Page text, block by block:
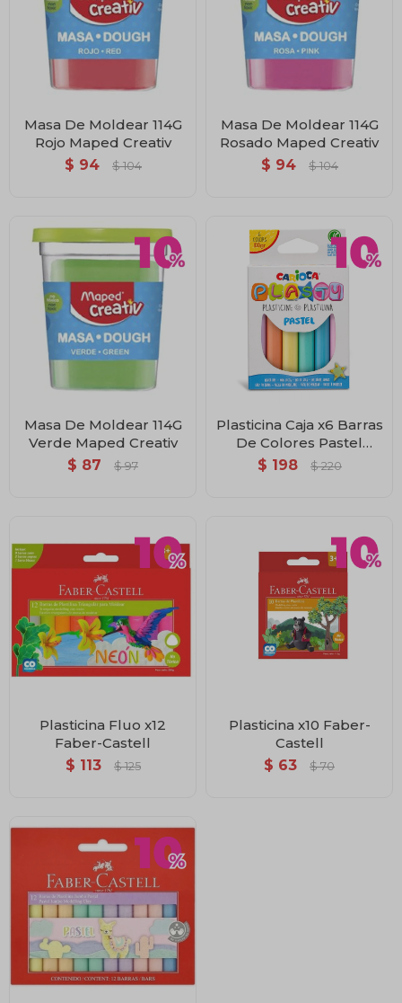
Masa De Moldear 114G
Rojo Maped Creativ
$ 94 $ 104
Masa De Moldear 114G
Rosado Maped Creativ
$ 94 $ 104
Masa De Moldear 114G
Verde Maped Creativ
$ 87 $ 97
Plasticina Caja x6 Barras
De Colores Pastel
Carioca
$ 198 $ 220
Plasticina Fluo x12
Faber-Castell
$ 113 $ 125
Plasticina x10 Faber-
Castell
$ 63 $ 70